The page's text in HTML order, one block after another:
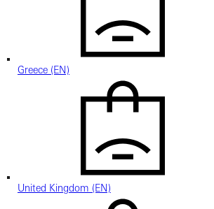
Greece (EN)
United Kingdom (EN)